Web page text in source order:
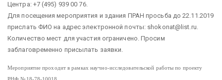
Центра: +7 (495) 939 00 76.
Для посещения мероприятия и здания ПРАН просьба до 22.11.2019
прислать ФИО на адрес электронной почты: shokonat@list.ru.
Количество мест для участия ограничено. Просим
заблаговременно присылать заявки.
Мероприятие проходит в рамках научно-исследовательской работы по проекту